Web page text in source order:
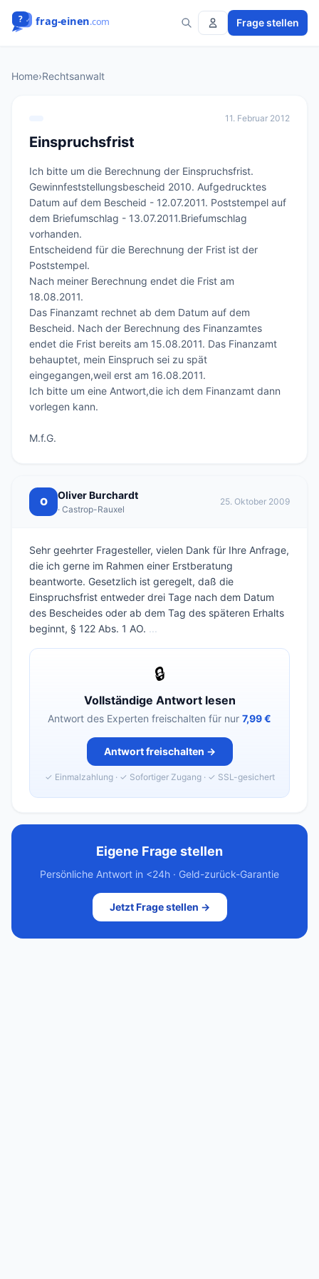
Frage stellen
Home›Rechtsanwalt
11. Februar 2012
Einspruchsfrist
Ich bitte um die Berechnung der Einspruchsfrist.
Gewinnfeststellungsbescheid 2010. Aufgedrucktes
Datum auf dem Bescheid - 12.07.2011. Poststempel auf
dem Briefumschlag - 13.07.2011.Briefumschlag
vorhanden.
Entscheidend für die Berechnung der Frist ist der
Poststempel.
Nach meiner Berechnung endet die Frist am
18.08.2011.
Das Finanzamt rechnet ab dem Datum auf dem
Bescheid. Nach der Berechnung des Finanzamtes
endet die Frist bereits am 15.08.2011. Das Finanzamt
behauptet, mein Einspruch sei zu spät
eingegangen,weil erst am 16.08.2011.
Ich bitte um eine Antwort,die ich dem Finanzamt dann
vorlegen kann.
M.f.G.
O
Oliver Burchardt
· Castrop-Rauxel
25. Oktober 2009
Sehr geehrter Fragesteller, vielen Dank für Ihre Anfrage,
die ich gerne im Rahmen einer Erstberatung
beantworte. Gesetzlich ist geregelt, daß die
Einspruchsfrist entweder drei Tage nach dem Datum
des Bescheides oder ab dem Tag des späteren Erhalts
beginnt, § 122 Abs. 1 AO. ...
🔒
Vollständige Antwort lesen
Antwort des Experten freischalten für nur 7,99 €
Antwort freischalten →
✓ Einmalzahlung · ✓ Sofortiger Zugang · ✓ SSL-gesichert
Eigene Frage stellen
Persönliche Antwort in <24h · Geld-zurück-Garantie
Jetzt Frage stellen →